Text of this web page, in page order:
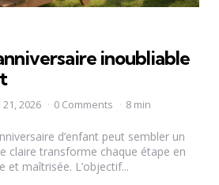
inoubliable
2026 0 Comments 8 min
d’enfant peut sembler un
claire transforme chaque étape en
et maîtrisée. L’objectif...